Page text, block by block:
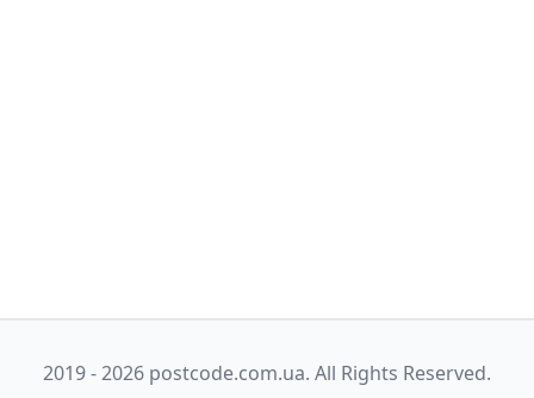
2019 - 2026 postcode.com.ua. All Rights Reserved.